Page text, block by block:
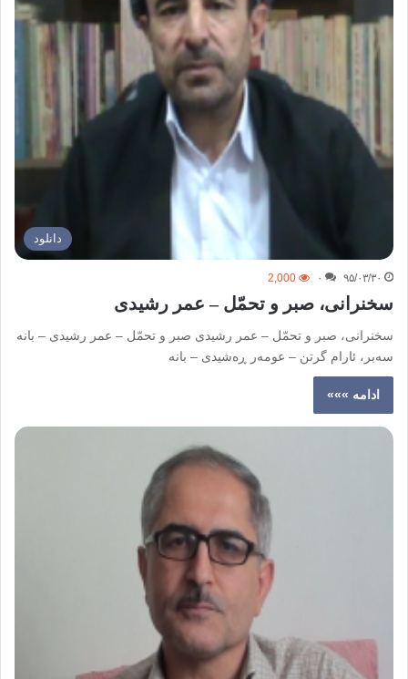
دانلود
۹۵/۰۳/۳۰ ۰ 2,000
سخنرانی، صبر و تحمّل – عمر رشیدی
سخنرانی، صبر و تحمّل – عمر رشیدی صبر و تحمّل – عمر رشیدی – بانه
سەبر، ئارام گرتن – عومەر ڕەشیدی – بانە
ادامه »»»